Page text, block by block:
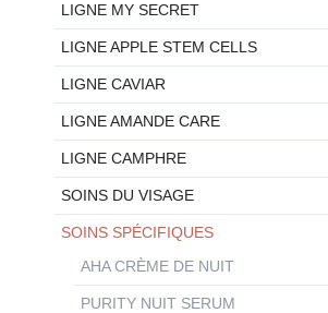
LIGNE MY SECRET
LIGNE APPLE STEM CELLS
LIGNE CAVIAR
LIGNE AMANDE CARE
LIGNE CAMPHRE
SOINS DU VISAGE
SOINS SPÉCIFIQUES
AHA CRÈME DE NUIT
PURITY NUIT SERUM